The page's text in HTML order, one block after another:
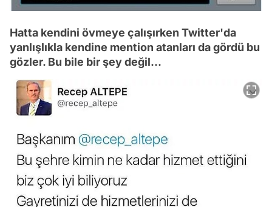
Hatta kendini övmeye çalışırken Twitter'da
yanlışlıkla kendine mention atanları da gördü bu
gözler. Bu bile bir şey değil...